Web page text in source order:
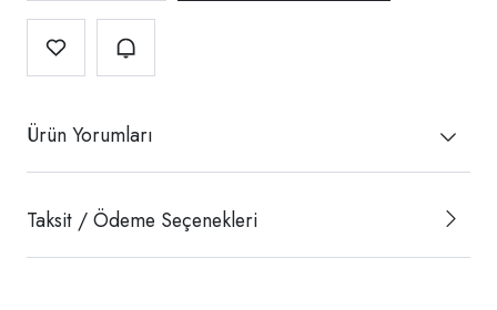
Ürün Yorumları
Taksit / Ödeme Seçenekleri